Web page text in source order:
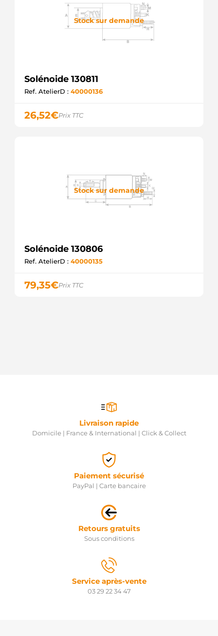
Stock sur demande
Solénoide 130811
Ref. AtelierD : 40000136
26,52€Prix TTC
Stock sur demande
Solénoide 130806
Ref. AtelierD : 40000135
79,35€Prix TTC
Livraison rapide
Domicile | France & International | Click & Collect
Paiement sécurisé
PayPal | Carte bancaire
Retours gratuits
Sous conditions
Service après-vente
03 29 22 34 47